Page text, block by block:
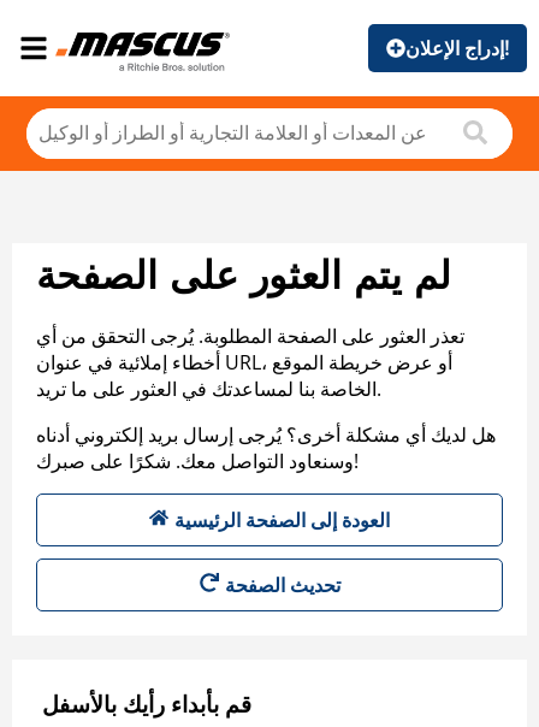
إدراج الإعلان!
لم يتم العثور على الصفحة
تعذر العثور على الصفحة المطلوبة. يُرجى التحقق من أي
أخطاء إملائية في عنوان URL، أو عرض خريطة الموقع
الخاصة بنا لمساعدتك في العثور على ما تريد.
هل لديك أي مشكلة أخرى؟ يُرجى إرسال بريد إلكتروني أدناه
وسنعاود التواصل معك. شكرًا على صبرك!
العودة إلى الصفحة الرئيسية
تحديث الصفحة
قم بأبداء رأيك بالأسفل